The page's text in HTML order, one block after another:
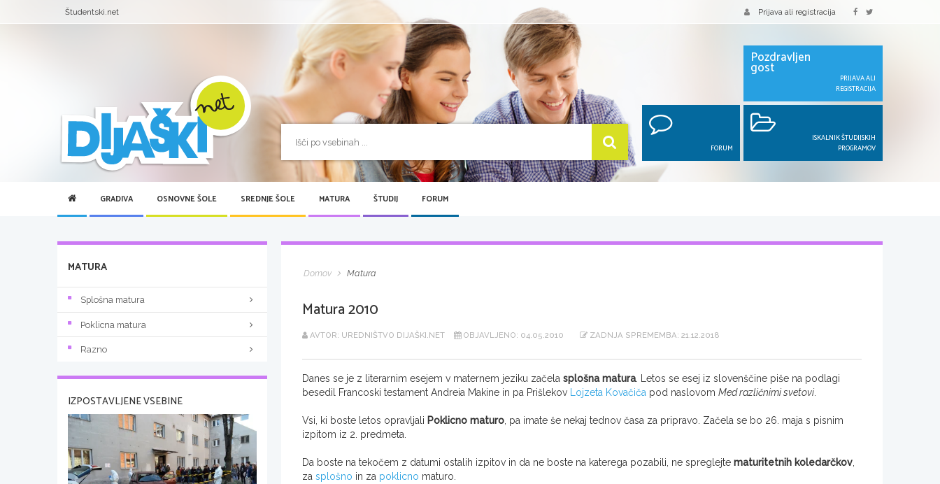
Študentski.net Prijava ali registracija
Pozdravljen
gost
PRIJAVA ALI
REGISTRACIJA
FORUM
ISKALNIK ŠTUDIJSKIH
PROGRAMOV
GRADIVA OSNOVNE ŠOLE SREDNJE ŠOLE MATURA ŠTUDIJ FORUM
Domov Matura
Matura 2010
AVTOR: UREDNIŠTVO DIJAŠKI.NET OBJAVLJENO: 04.05.2010 ZADNJA SPREMEMBA: 21.12.2018
Danes se je z literarnim esejem v maternem jeziku začela splošna matura. Letos se esej iz slovenščine piše na podlagi
besedil Francoski testament Andreia Makine in pa Prišlekov Lojzeta Kovačiča pod naslovom Med različnimi svetovi.
Vsi, ki boste letos opravljali Poklicno maturo, pa imate še nekaj tednov časa za pripravo. Začela se bo 26. maja s pisnim
izpitom iz 2. predmeta.
Da boste na tekočem z datumi ostalih izpitov in da ne boste na katerega pozabili, ne spreglejte maturitetnih koledarčkov,
za splošno in za poklicno maturo.
MATURA
Splošna matura
Poklicna matura
Razno
IZPOSTAVLJENE VSEBINE